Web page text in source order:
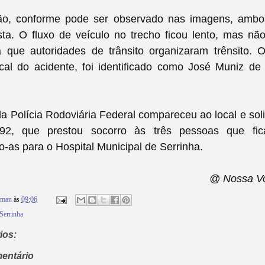
conforme pode ser observado nas imagens,
O fluxo de veículo no trecho ficou lento, mas
que autoridades de trânsito organizaram trênsito.
do acidente, foi identificado como José Muniz
Polícia Rodoviária Federal compareceu ao local e
que prestou socorro às três pessoas que
as para o Hospital Municipal de Serrinha.
@ Nossa
às 09:06
Serrinha